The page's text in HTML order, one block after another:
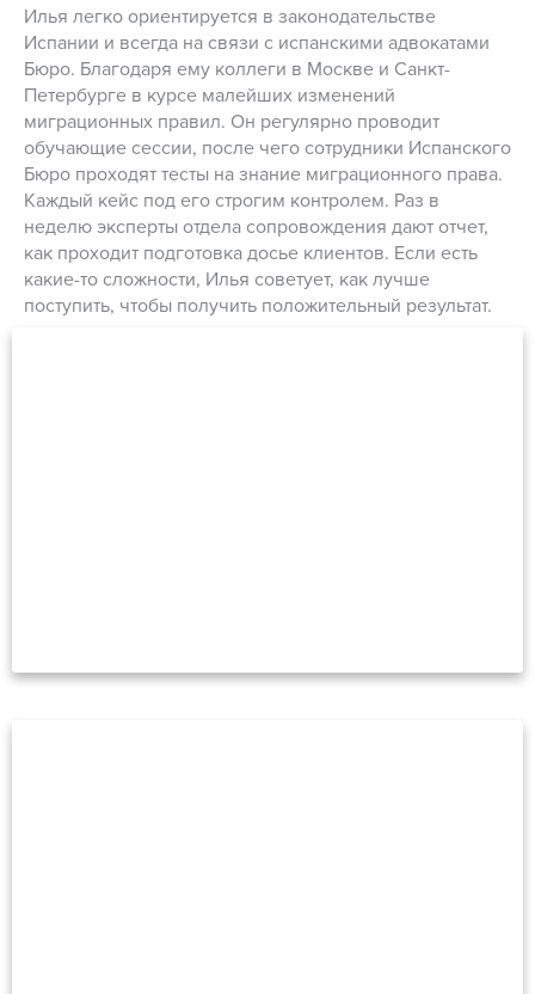
Илья легко ориентируется в законодательстве
Испании и всегда на связи с испанскими адвокатами
Бюро. Благодаря ему коллеги в Москве и Санкт-
Петербурге в курсе малейших изменений
миграционных правил. Он регулярно проводит
обучающие сессии, после чего сотрудники Испанского
Бюро проходят тесты на знание миграционного права.
Каждый кейс под его строгим контролем. Раз в
неделю эксперты отдела сопровождения дают отчет,
как проходит подготовка досье клиентов. Если есть
какие-то сложности, Илья советует, как лучше
поступить, чтобы получить положительный результат.